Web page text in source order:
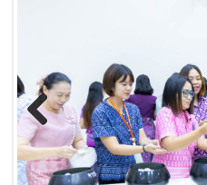
Previous